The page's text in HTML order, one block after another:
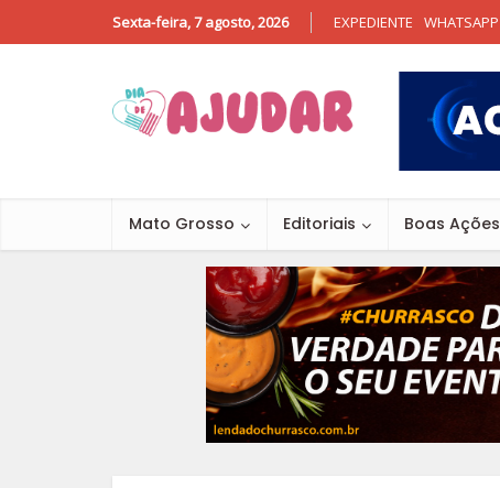
Sexta-feira, 7 agosto, 2026 EXPEDIENTE WHATSAPP
Mato Grosso Editoriais Boas Ações